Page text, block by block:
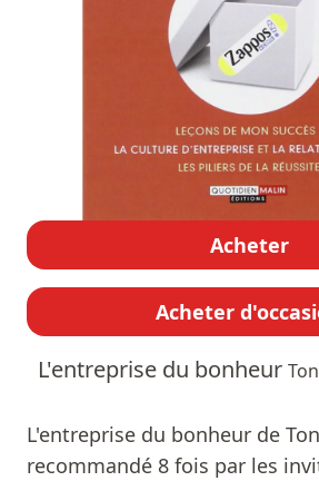
Acheter
Acheter
L'entreprise du bonheur
L'entreprise du bonheur de
recommandé 8 fois par les